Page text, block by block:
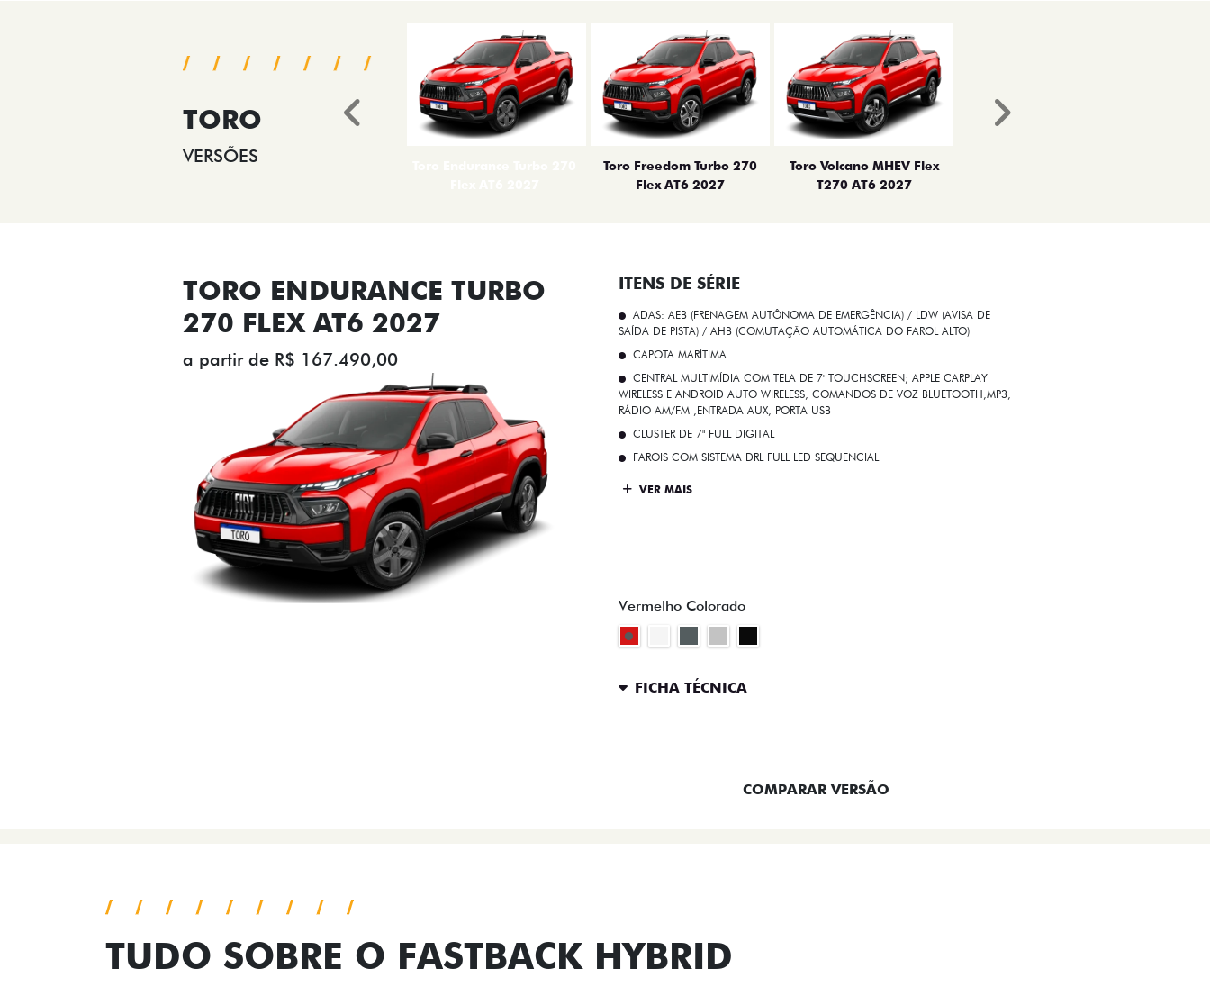
TORO
VERSÕES
Toro Freedom Turbo 270
Flex AT6 2027
Toro Volcano MHEV Flex
T270 AT6 2027
Anterior Próximo
TORO ENDURANCE TURBO
270 FLEX AT6 2027
a partir de R$ 167.490,00
ITENS DE SÉRIE
ADAS: AEB (FRENAGEM AUTÔNOMA DE EMERGÊNCIA) / LDW (AVISA DE
SAÍDA DE PISTA) / AHB (COMUTAÇÃO AUTOMÁTICA DO FAROL ALTO)
CAPOTA MARÍTIMA
CENTRAL MULTIMÍDIA COM TELA DE 7' TOUCHSCREEN; APPLE CARPLAY
WIRELESS E ANDROID AUTO WIRELESS; COMANDOS DE VOZ BLUETOOTH,MP3,
RÁDIO AM/FM ,ENTRADA AUX, PORTA USB
CLUSTER DE 7" FULL DIGITAL
FAROIS COM SISTEMA DRL FULL LED SEQUENCIAL
VER MAIS
Vermelho Colorado
FICHA TÉCNICA
COMPARAR VERSÃO
TUDO SOBRE O FASTBACK HYBRID